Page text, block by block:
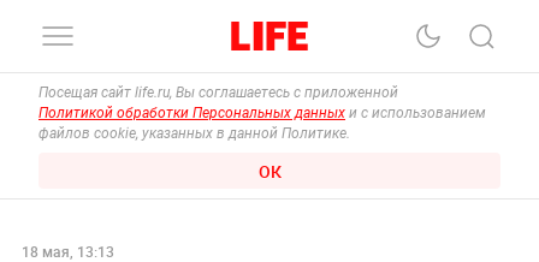
Посещая сайт life.ru, Вы соглашаетесь с приложенной
Политикой обработки Персональных данных и с использованием
файлов cookie, указанных в данной Политике.
ОК
18 мая, 13:13